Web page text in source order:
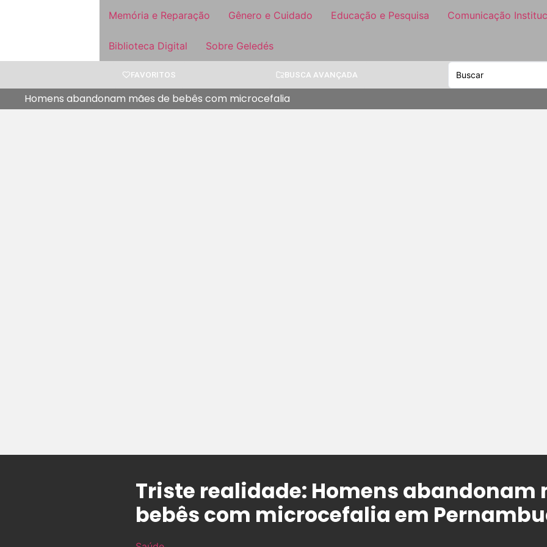
Memória e Reparação Gênero e Cuidado Educação e Pesquisa Comunicação
Biblioteca Digital Sobre Geledés
FAVORITOS BUSCA AVANÇADA
Homens abandonam mães de bebês com microcefalia
Triste realidade: Homens abandonam
bebês com microcefalia em